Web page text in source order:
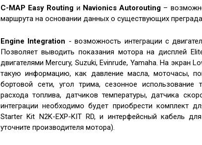
C-MAP Easy Routing и Navionics Autorouting –
маршрута на основании данных о существующих
Engine Integration - возможность интеграции с
Позволяет выводить показания мотора на дисплей
двигателями Mercury, Suzuki, Evinrude, Yamaha. На экран
такую информацию, как давление масла, моточасы,
бортовой сети, угол трима, сезонное использование
расхода топлива, датчиков температуры, датчика
интеграции необходимо будет приобрести комплект
Starter Kit N2K-EXP-KIT RD, и интерфейсный кабель
уточните производителя мотора).